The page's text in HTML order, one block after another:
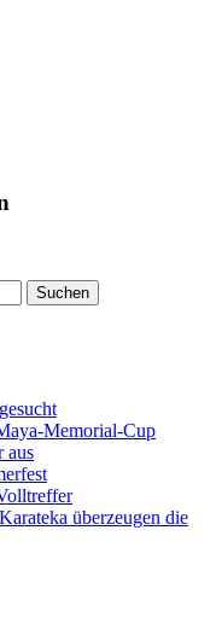
Suchen
Memorial-Cup
aus
überzeugen die